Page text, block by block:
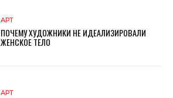
АРТ
ПОЧЕМУ ХУДОЖНИКИ НЕ ИДЕАЛИЗИРОВАЛИ
ЖЕНСКОЕ ТЕЛО
АРТ